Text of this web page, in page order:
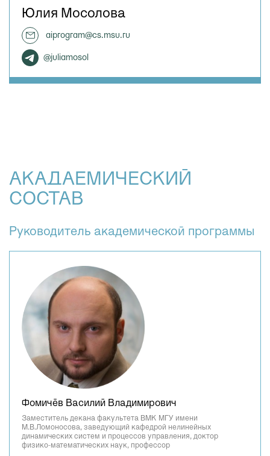
Юлия Мосолова
aiprogram@cs.msu.ru
@juliamosol
АКАДАЕМИЧЕСКИЙ
СОСТАВ
Руководитель академической программы
Фомичёв Василий Владимирович
Заместитель декана факультета ВМК МГУ имени
М.В.Ломоносова, заведующий кафедрой нелинейных
динамических систем и процессов управления, доктор
физико-математических наук, профессор